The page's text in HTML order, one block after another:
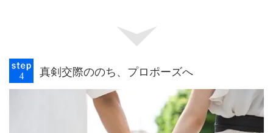
真剣交際ののち、プロポーズへ